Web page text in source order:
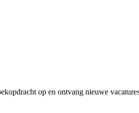
op en ontvang nieuwe